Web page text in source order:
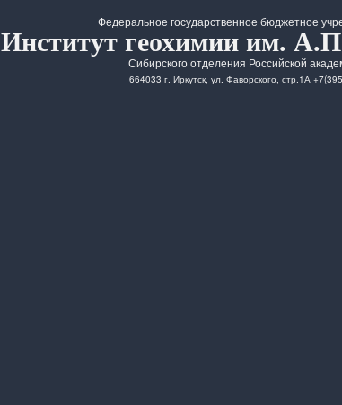
Федеральное государственное бюджетное
Институт геохимии им.
Сибирского отделения Российской
664033 г. Иркутск, ул. Фаворского, стр.1А